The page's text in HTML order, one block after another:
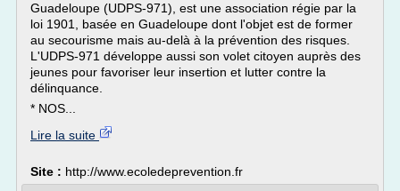
Guadeloupe (UDPS-971), est une association régie par la
loi 1901, basée en Guadeloupe dont l'objet est de former
au secourisme mais au-delà à la prévention des risques.
L'UDPS-971 développe aussi son volet citoyen auprès des
jeunes pour favoriser leur insertion et lutter contre la
délinquance.
* NOS...
Lire la suite
Site : http://www.ecoledeprevention.fr